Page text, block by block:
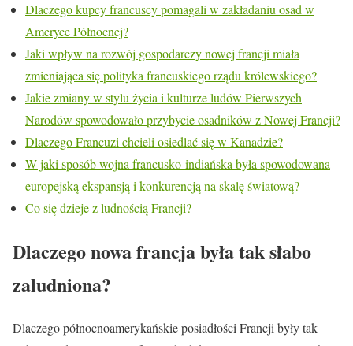
Dlaczego kupcy francuscy pomagali w zakładaniu osad w
Ameryce Północnej?
Jaki wpływ na rozwój gospodarczy nowej francji miała
zmieniająca się polityka francuskiego rządu królewskiego?
Jakie zmiany w stylu życia i kulturze ludów Pierwszych
Narodów spowodowało przybycie osadników z Nowej Francji?
Dlaczego Francuzi chcieli osiedlać się w Kanadzie?
W jaki sposób wojna francusko-indiańska była spowodowana
europejską ekspansją i konkurencją na skalę światową?
Co się dzieje z ludnością Francji?
Dlaczego nowa francja była tak słabo
zaludniona?
Dlaczego północnoamerykańskie posiadłości Francji były tak